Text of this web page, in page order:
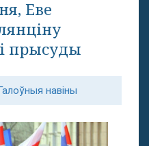
Еве
прысуды
навіны